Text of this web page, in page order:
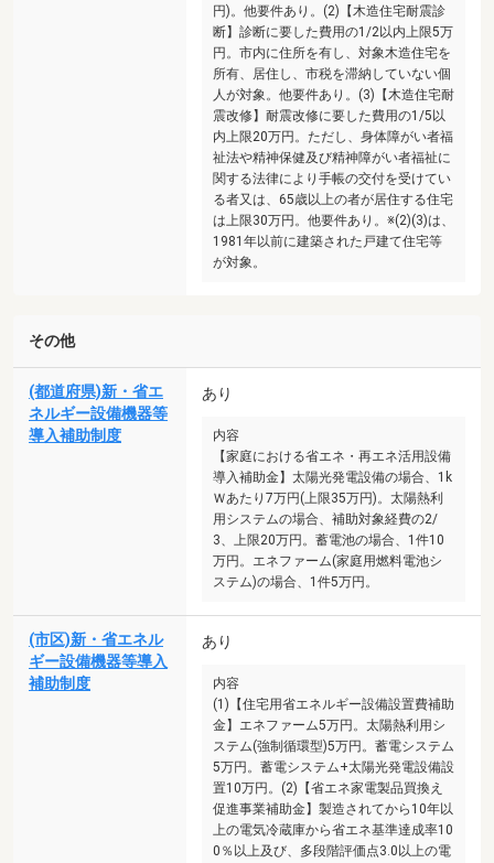
円)。他要件あり。(2)【木造住宅耐震診
断】診断に要した費用の1/2以内上限5万
円。市内に住所を有し、対象木造住宅を
所有、居住し、市税を滞納していない個
人が対象。他要件あり。(3)【木造住宅耐
震改修】耐震改修に要した費用の1/5以
内上限20万円。ただし、身体障がい者福
祉法や精神保健及び精神障がい者福祉に
関する法律により手帳の交付を受けてい
る者又は、65歳以上の者が居住する住宅
は上限30万円。他要件あり。※(2)(3)は、
1981年以前に建築された戸建て住宅等
が対象。
その他
(都道府県)新・省エ
ネルギー設備機器等
導入補助制度
あり
内容
【家庭における省エネ・再エネ活用設備
導入補助金】太陽光発電設備の場合、1k
Ｗあたり7万円(上限35万円)。太陽熱利
用システムの場合、補助対象経費の2/
3、上限20万円。蓄電池の場合、1件10
万円。エネファーム(家庭用燃料電池シ
ステム)の場合、1件5万円。
(市区)新・省エネル
ギー設備機器等導入
補助制度
あり
内容
(1)【住宅用省エネルギー設備設置費補助
金】エネファーム5万円。太陽熱利用シ
ステム(強制循環型)5万円。蓄電システム
5万円。蓄電システム+太陽光発電設備設
置10万円。(2)【省エネ家電製品買換え
促進事業補助金】製造されてから10年以
上の電気冷蔵庫から省エネ基準達成率10
0％以上及び、多段階評価点3.0以上の電